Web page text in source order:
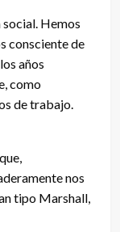
Hemos
consciente de
años
como
de trabajo.
nos
tipo Marshall,